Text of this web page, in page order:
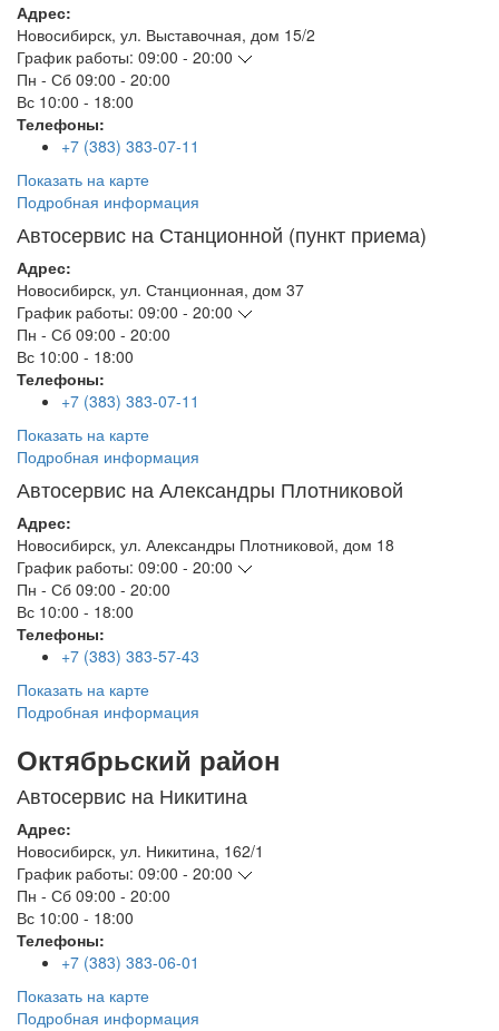
Адрес:
Новосибирск, ул. Выставочная, дом 15/2
График работы: 09:00 - 20:00
Пн - Сб 09:00 - 20:00
Вс 10:00 - 18:00
Телефоны:
+7 (383) 383-07-11
Показать на карте
Подробная информация
Автосервис на Станционной (пункт приема)
Адрес:
Новосибирск, ул. Станционная, дом 37
График работы: 09:00 - 20:00
Пн - Сб 09:00 - 20:00
Вс 10:00 - 18:00
Телефоны:
+7 (383) 383-07-11
Показать на карте
Подробная информация
Автосервис на Александры Плотниковой
Адрес:
Новосибирск, ул. Александры Плотниковой, дом 18
График работы: 09:00 - 20:00
Пн - Сб 09:00 - 20:00
Вс 10:00 - 18:00
Телефоны:
+7 (383) 383-57-43
Показать на карте
Подробная информация
Октябрьский район
Автосервис на Никитина
Адрес:
Новосибирск, ул. Никитина, 162/1
График работы: 09:00 - 20:00
Пн - Сб 09:00 - 20:00
Вс 10:00 - 18:00
Телефоны:
+7 (383) 383-06-01
Показать на карте
Подробная информация